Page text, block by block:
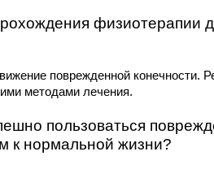
физиотерапии
поврежденной конечности.
методами лечения.
пользоваться
к нормальной жизни?